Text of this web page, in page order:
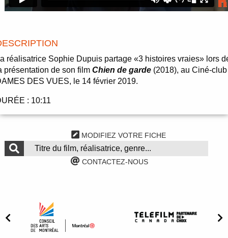
réalisatrice Sophie Dupuis partage «3 histoires vraies» lors
présentation de son filmChien de garde (2018), au Ciné-club
DES VUES, le 14 février 2019.
: 10:11
MODIFIEZ VOTRE FICHE
CONTACTEZ-NOUS